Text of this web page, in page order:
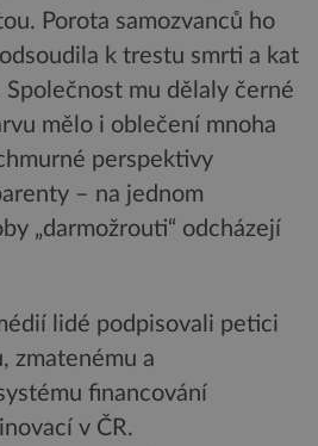
Porota samozvanců ho
k trestu smrti a kat
mu dělaly černé
mělo i oblečení mnoha
perspektivy
– na jednom
„darmožrouti“ odcházejí
lidé podpisovali petici
zmatenému a
financování
v ČR.